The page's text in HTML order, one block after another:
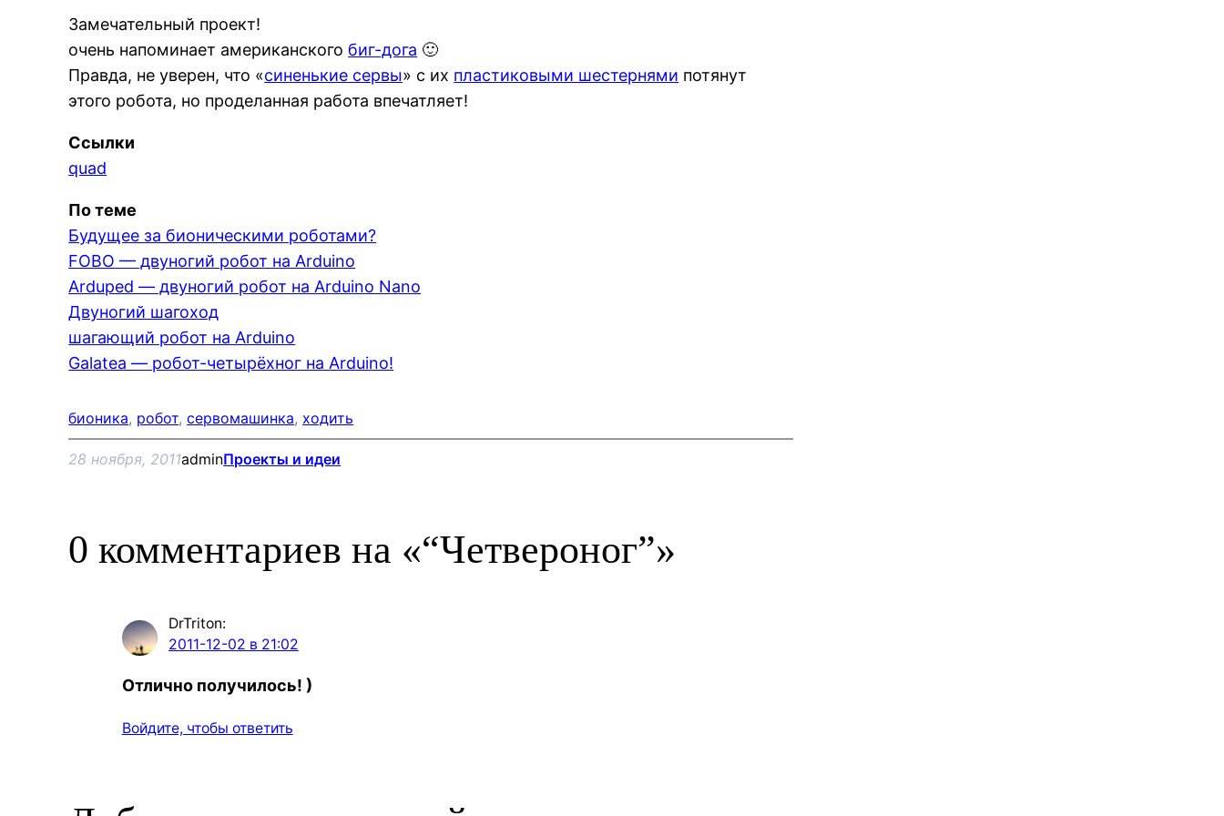
Замечательный проект!
очень напоминает американского биг-дога 🙂
Правда, не уверен, что «синенькие сервы» с их пластиковыми шестернями потянут
этого робота, но проделанная работа впечатляет!
Ссылки
quad
По теме
Будущее за бионическими роботами?
FOBO — двуногий робот на Arduino
Arduped — двуногий робот на Arduino Nano
Двуногий шагоход
шагающий робот на Arduino
Galatea — робот-четырёхног на Arduino!
бионика, робот, сервомашинка, ходить
28 ноября, 2011adminПроекты и идеи
0 комментариев на «“Четвероног”»
DrTriton:
2011-12-02 в 21:02
Отлично получилось! )
Войдите, чтобы ответить